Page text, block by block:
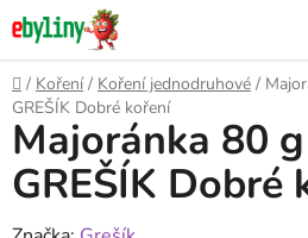
Přejít
na
obsah
Domů
/ Koření / Koření jednodruhové /
GREŠÍK Dobré koření
Majoránka 80
GREŠÍK Dobré